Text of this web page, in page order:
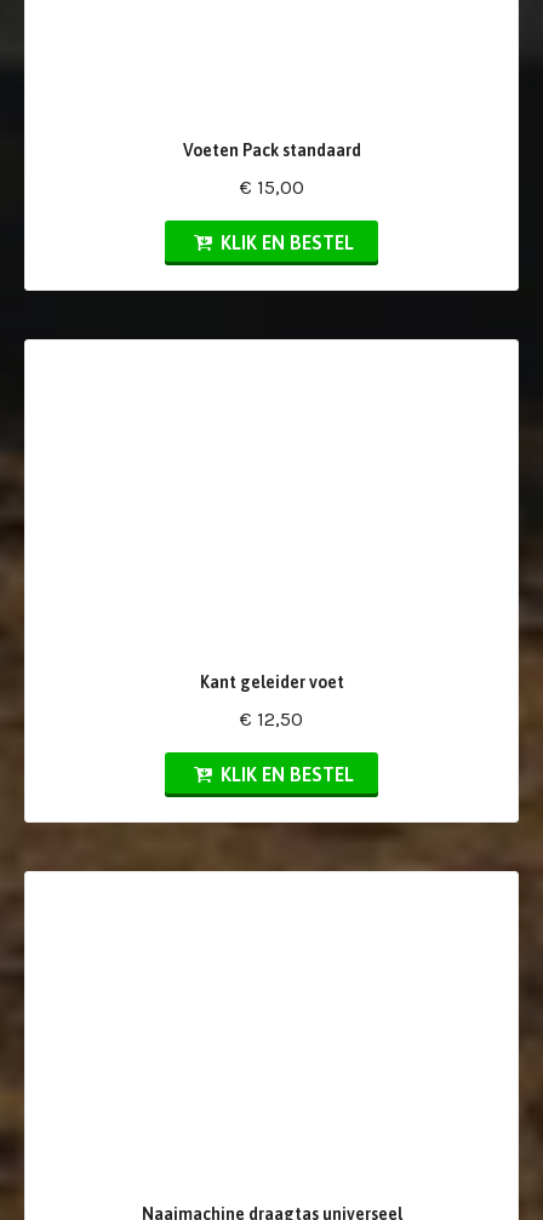
Voeten Pack standaard
€ 15,00
KLIK EN BESTEL
Kant geleider voet
€ 12,50
KLIK EN BESTEL
Naaimachine draagtas universeel